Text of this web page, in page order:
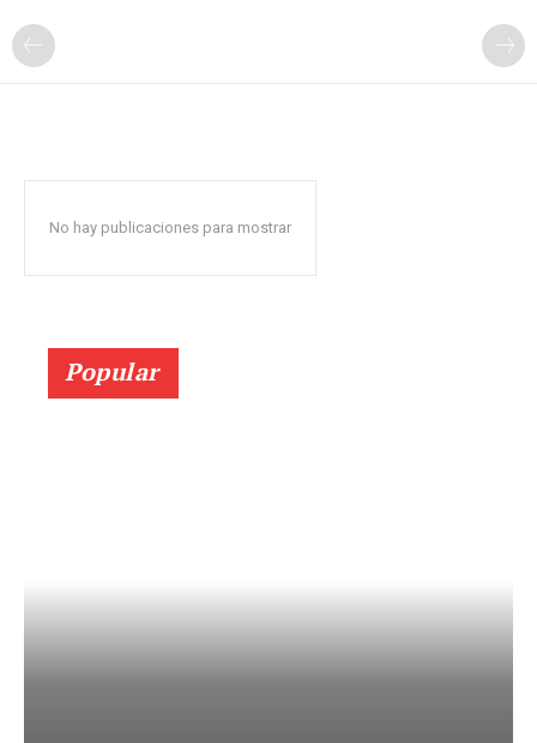
No hay publicaciones para mostrar
Popular